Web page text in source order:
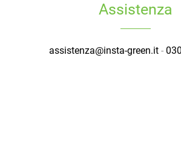
Assistenza
assistenza@insta-green.it-